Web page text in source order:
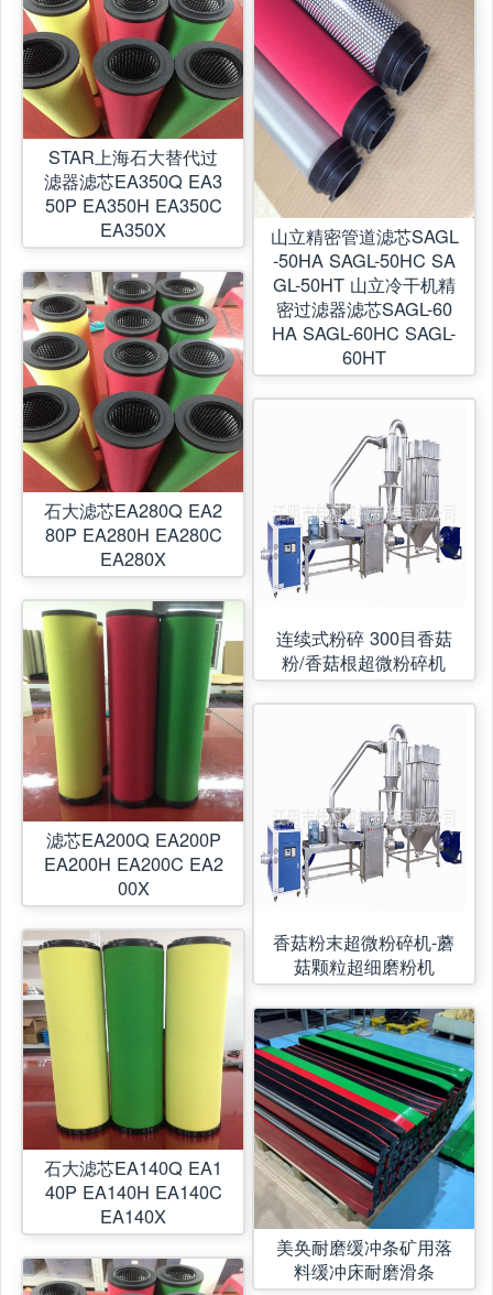
STAR上海石大替代过
滤器滤芯EA350Q EA3
50P EA350H EA350C
EA350X
石大滤芯EA280Q EA2
80P EA280H EA280C
EA280X
滤芯EA200Q EA200P
EA200H EA200C EA2
00X
石大滤芯EA140Q EA1
40P EA140H EA140C
EA140X
山立精密管道滤芯SAGL
-50HA SAGL-50HC SA
GL-50HT 山立冷干机精
密过滤器滤芯SAGL-60
HA SAGL-60HC SAGL-
60HT
连续式粉碎 300目香菇
粉/香菇根超微粉碎机
香菇粉末超微粉碎机-蘑
菇颗粒超细磨粉机
美奂耐磨缓冲条矿用落
料缓冲床耐磨滑条